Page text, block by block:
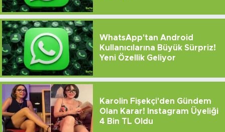
WhatsApp'tan Android
Kullanıcılarına Büyük Sürpriz!
Yeni Özellik Geliyor
Karolin Fişekçi'den Gündem
Olan Karar! Instagram Üyeliği
4 Bin TL Oldu